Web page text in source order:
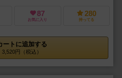
87
お気に入り
280
持ってる
ートに追加する
3,520円（税込）